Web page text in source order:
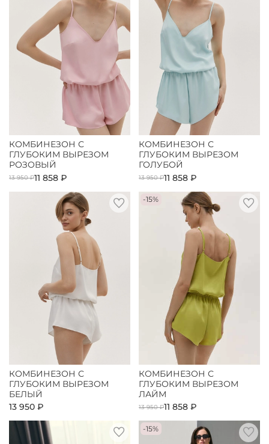
КОМБИНЕЗОН С
ГЛУБОКИМ ВЫРЕЗОМ
РОЗОВЫЙ
13 950 ₽11 858 ₽
КОМБИНЕЗОН С
ГЛУБОКИМ ВЫРЕЗОМ
ГОЛУБОЙ
13 950 ₽11 858 ₽
КОМБИНЕЗОН С
ГЛУБОКИМ ВЫРЕЗОМ
БЕЛЫЙ
13 950 ₽
-15%
КОМБИНЕЗОН С
ГЛУБОКИМ ВЫРЕЗОМ
ЛАЙМ
13 950 ₽11 858 ₽
-15%